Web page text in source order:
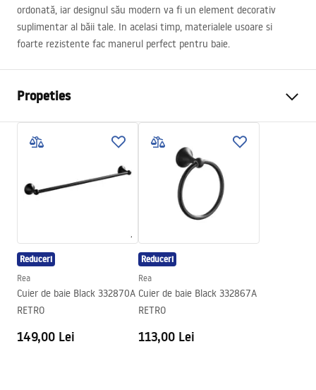
ordonată, iar designul său modern va fi un element decorativ
suplimentar al băii tale. In acelasi timp, materialele usoare si
foarte rezistente fac manerul perfect pentru baie.
Propeties
Metal
Metodă de montaj
Cu șuruburi
215mm
mm
Adâncime
75mm
Serie
Retro
Garantie
24 luni
Reduceri
Rea
Cuier de baie Black 332870A
RETRO
149,00 Lei
Reduceri
Rea
Cuier de baie Black 332867A
RETRO
113,00 Lei